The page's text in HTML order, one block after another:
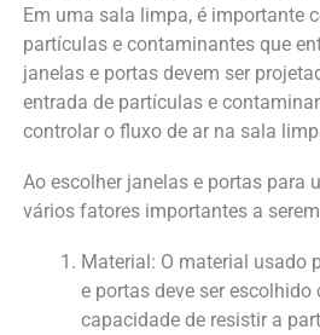
Em uma sala limpa, é importante
partículas e contaminantes que
janelas e portas devem ser
entrada de partículas e
controlar o fluxo de ar na sala
Ao escolher janelas e portas para
vários fatores importantes a
Material: O material usado
e portas deve ser escolhido
capacidade de resistir a